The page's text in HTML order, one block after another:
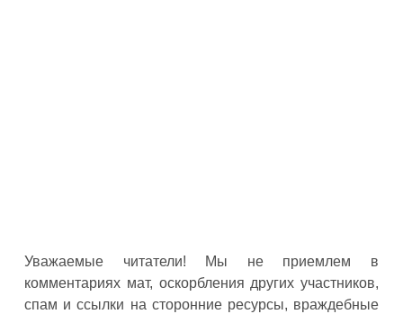
Уважаемые читатели! Мы не приемлем в
комментариях мат, оскорбления других участников,
спам и ссылки на сторонние ресурсы, враждебные